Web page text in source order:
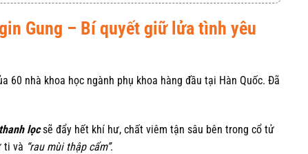
Gung – Bí quyết giữ lửa tình yêu
60 nhà khoa học ngành phụ khoa hàng đầu tại Hàn Quốc. Đã
thanh lọcsẽ đẩy hết khí hư, chất viêm tận sâu bên trong cổ tử
ti và “rau mùi thập cẩm”.